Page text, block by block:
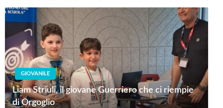
GIOVANILE
Liam Striuli, il giovane Guerriero che ci riempie
di Orgoglio